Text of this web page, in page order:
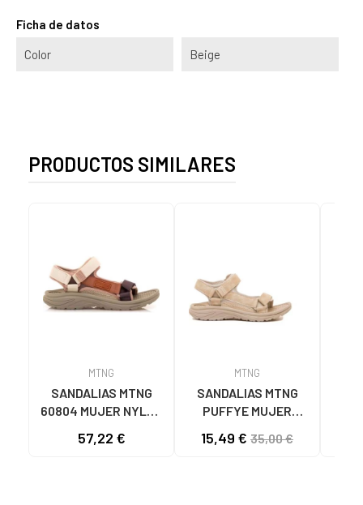
Ficha de datos
Color Beige
PRODUCTOS SIMILARES
MTNG
SANDALIAS MTNG
60804 MUJER NYLON
TAUPE C59615 - -
57,22 €
MTNG
SANDALIAS MTNG
PUFFYE MUJER
C60056 C60056 -
15,49 € 35,00 €